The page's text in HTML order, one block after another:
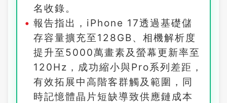
名收錄。
報告指出，iPhone 17透過基礎儲
存容量擴充至128GB、相機解析度
提升至5000萬畫素及螢幕更新率至
120Hz，成功縮小與Pro系列差距，
有效拓展中高階客群觸及範圍，同
時記憶體晶片短缺導致供應鏈成本